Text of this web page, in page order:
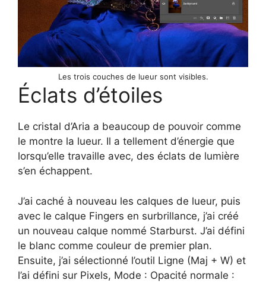
Les trois couches de lueur sont visibles.
Éclats d’étoiles
Le cristal d’Aria a beaucoup de pouvoir comme
le montre la lueur. Il a tellement d’énergie que
lorsqu’elle travaille avec, des éclats de lumière
s’en échappent.
J’ai caché à nouveau les calques de lueur, puis
avec le calque Fingers en surbrillance, j’ai créé
un nouveau calque nommé Starburst. J’ai défini
le blanc comme couleur de premier plan.
Ensuite, j’ai sélectionné l’outil Ligne (Maj + W) et
l’ai défini sur Pixels, Mode : Opacité normale :